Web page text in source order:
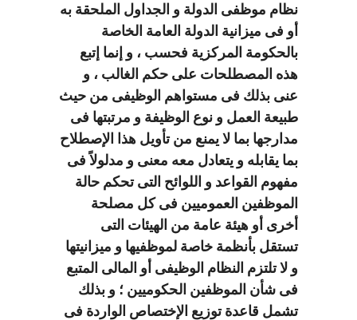
نظام موظفى الدولة و الجداول الملحقة به
أو فى ميزانية الدولة العامة الخاصة
بالحكومة المركزية فحسب ، و إنما إتبع
هذه المصطلحات على حكم الغالب ، و
عنى بذلك فى مستواهم الوظيفى من حيث
طبيعة العمل و نوع الوظيفة و مرتبتها فى
مدارجها بما لا يمنع من تأويل هذا الإصطلاح
بما يقابله و يتعادل معه معنى و مدلولاً فى
مفهوم القواعد و اللوائح التى تحكم حالة
الموظفين العموميين فى كل مصلحة
أخرى أو هيئة عامة من الهيئات التى
تستقل بأنظمة خاصة لموظفيها و ميزانيتها
و لا تلتزم النظام الوظيفى أو المالى المتبع
فى شأن الموظفين الحكوميين ؛ و بذلك
تشمل قاعدة توزيع الإختصاص الواردة فى